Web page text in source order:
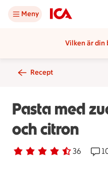
Meny
Vilken är din
Recept
Pasta med
och citron
Betyg 4.3 av 5. 36
36 personer har röstat